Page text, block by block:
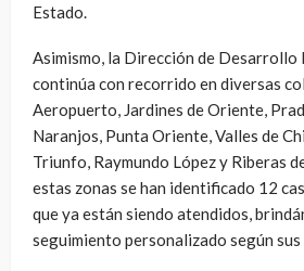
Estado.
Asimismo, la Dirección de Desarrollo
continúa con recorrido en diversas
Aeropuerto, Jardines de Oriente,
Naranjos, Punta Oriente, Valles de
Triunfo, Raymundo López y Riberas
estas zonas se han identificado 12
que ya están siendo atendidos,
seguimiento personalizado según sus